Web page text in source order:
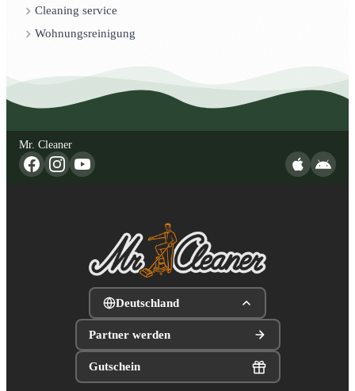
Cleaning service
Wohnungsreinigung
Mr. Cleaner
Deutschland
Partner werden
Gutschein